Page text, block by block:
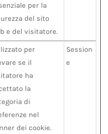
per la
del sito
e del visitatore.
per
se il
ha
la
di
nel
dei cookie.
Session
e